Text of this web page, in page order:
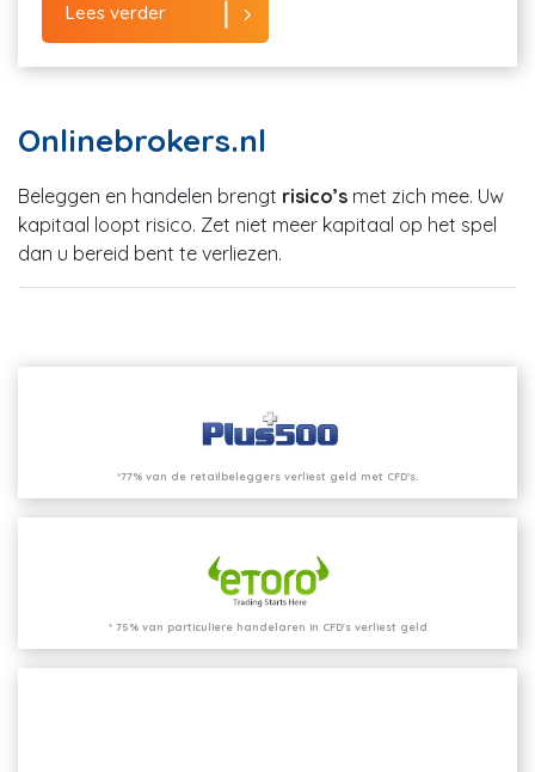
Lees verder
Onlinebrokers.nl
Beleggen en handelen brengt risico’s met zich mee. Uw
kapitaal loopt risico. Zet niet meer kapitaal op het spel
dan u bereid bent te verliezen.
*77% van de retailbeleggers verliest geld met CFD’s.
* 75% van particuliere handelaren in CFD's verliest geld